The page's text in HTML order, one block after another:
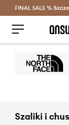
FINAL SALE %
Szaliki i